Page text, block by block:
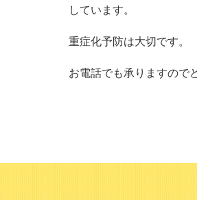
しています。
重症化予防は大切です。
お電話でも承りますので